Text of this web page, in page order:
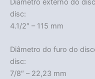
Diâmetro externo do
disc:
4.1/2″ – 115 mm
Diâmetro do furo do
disc:
7/8″ – 22,23 mm